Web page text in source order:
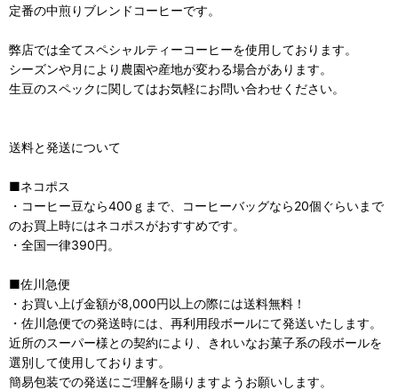
定番の中煎りブレンドコーヒーです。
弊店では全てスペシャルティーコーヒーを使用しております。
シーズンや月により農園や産地が変わる場合があります。
生豆のスペックに関してはお気軽にお問い合わせください。
送料と発送について
■ネコポス
・コーヒー豆なら400ｇまで、コーヒーバッグなら20個ぐらいまで
のお買上時にはネコポスがおすすめです。
・全国一律390円。
■佐川急便
・お買い上げ金額が8,000円以上の際には送料無料！
・佐川急便での発送時には、再利用段ボールにて発送いたします。
近所のスーパー様との契約により、きれいなお菓子系の段ボールを
選別して使用しております。
簡易包装での発送にご理解を賜りますようお願いします。